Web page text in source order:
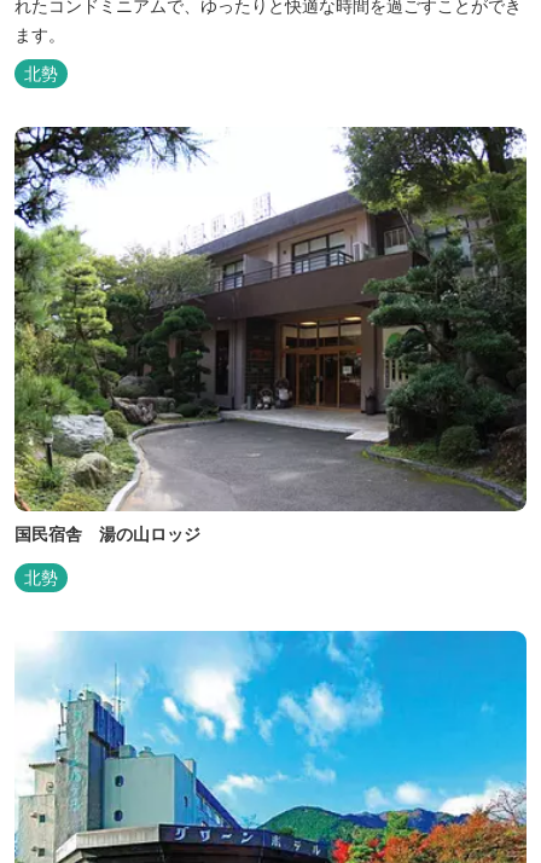
れたコンドミニアムで、ゆったりと快適な時間を過ごすことができ
ます。
北勢
国民宿舎 湯の山ロッジ
北勢